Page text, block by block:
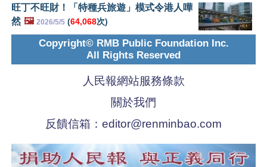
旺丁不旺財！「特種兵旅遊」模式令港人嘩
然 🖼️ 2026/5/5 (64,068次)
Copyright© RMB Public Foundation Inc.
All Rights Reserved
人民報網站服務條款
關於我們
反饋信箱： editor@renminbao.com